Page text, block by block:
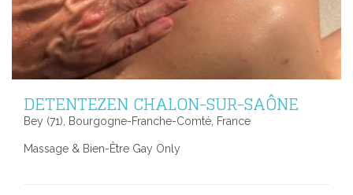
DETENTEZEN CHALON-SUR-SAÔNE
Bey (71), Bourgogne-Franche-Comté, France
Massage & Bien-Être Gay Only